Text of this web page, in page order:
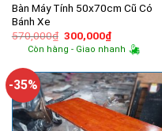
Bàn Máy Tính 50x70cm Cũ Có
Bánh Xe
570,000₫ Giá
gốc
là:
300,000₫Giá
hiện
tại
300,000₫.
Còn hàng - Giao nhanh
-35%